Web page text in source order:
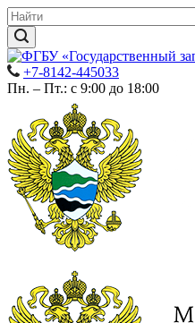
+7-8142-445033
Пн. – Пт.: с 9:00 до 18:00